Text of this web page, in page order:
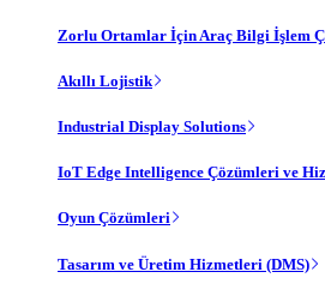
Zorlu Ortamlar İçin Araç Bilgi İşlem
Akıllı Lojistik
Industrial Display Solutions
IoT Edge Intelligence Çözümleri ve
Oyun Çözümleri
Tasarım ve Üretim Hizmetleri (DMS)